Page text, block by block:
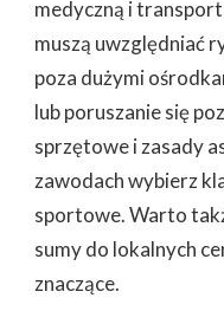
medyczną i
muszą uwzględniać
poza dużymi
lub poruszanie się
sprzętowe i zasady
zawodach wybierz
sportowe. Warto
sumy do lokalnych
znaczące.